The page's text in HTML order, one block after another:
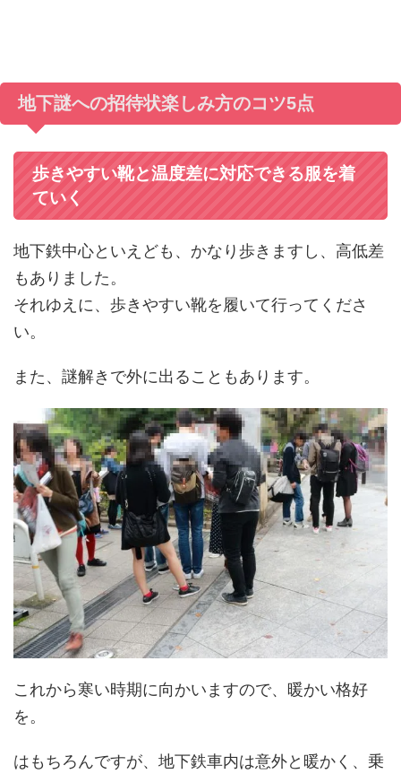
地下謎への招待状楽しみ方のコツ5点
歩きやすい靴と温度差に対応できる服を着
ていく
地下鉄中心といえども、かなり歩きますし、高低差
もありました。
それゆえに、歩きやすい靴を履いて行ってくださ
い。
また、謎解きで外に出ることもあります。
これから寒い時期に向かいますので、暖かい格好
を。
はもちろんですが、地下鉄車内は意外と暖かく、乗